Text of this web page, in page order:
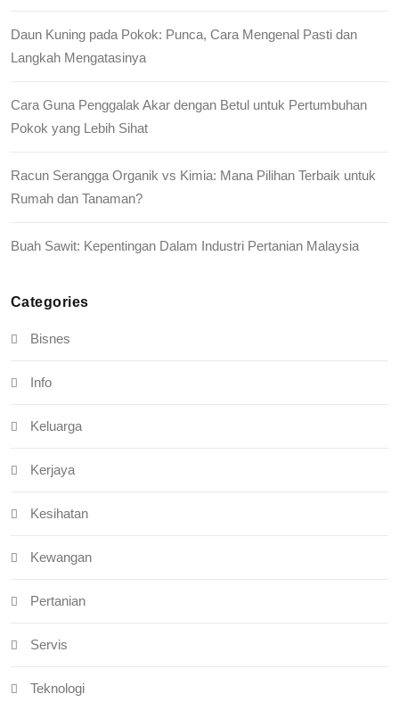
Daun Kuning pada Pokok: Punca, Cara Mengenal Pasti dan
Langkah Mengatasinya
Cara Guna Penggalak Akar dengan Betul untuk Pertumbuhan
Pokok yang Lebih Sihat
Racun Serangga Organik vs Kimia: Mana Pilihan Terbaik untuk
Rumah dan Tanaman?
Buah Sawit: Kepentingan Dalam Industri Pertanian Malaysia
Categories
Bisnes
Info
Keluarga
Kerjaya
Kesihatan
Kewangan
Pertanian
Servis
Teknologi